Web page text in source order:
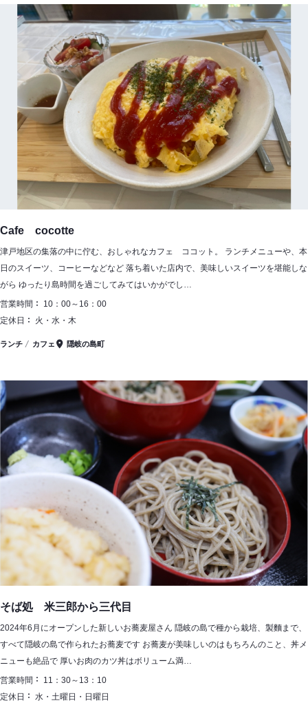
Cafe cocotte
津戸地区の集落の中に佇む、おしゃれなカフェ ココット。 ランチメニューや、本
日のスイーツ、コーヒーなどなど 落ち着いた店内で、美味しいスイーツを堪能しな
がら ゆったり島時間を過ごしてみてはいかがでし…
営業時間
10：00～16：00
定休日
火・水・木
ランチ カフェ 隠岐の島町
そば処 米三郎から三代目
2024年6月にオープンした新しいお蕎麦屋さん 隠岐の島で種から栽培、製麵まで、
すべて隠岐の島で作られたお蕎麦です お蕎麦が美味しいのはもちろんのこと、丼メ
ニューも絶品で 厚いお肉のカツ丼はボリューム満…
営業時間
11：30～13：10
定休日
水・土曜日・日曜日